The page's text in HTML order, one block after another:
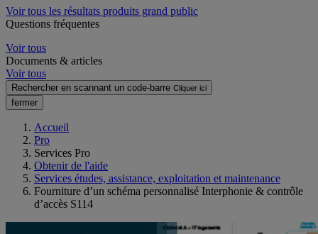
Voir tous les résultats produits grand public
Questions fréquentes
Voir tous
Documents & articles
Voir tous
Rechercher en scannant un code-barre Cliquer ici
fermer
Accueil
Pro
Services Pro
Obtenir de l'aide
Services études, assistance, exploitation et maintenance
Fourniture d’un schéma personnalisé Interphonie & contrôle
d’accès S114